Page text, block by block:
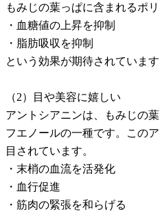
もみじの葉っぱに含まれるポ
・血糖値の上昇を抑制
・脂肪吸収を抑制
という効果が期待されています
（2）目や美容に嬉しい
アントシアニンは、もみじの
フエノールの一種です。この
目されています。
・末梢の血流を活発化
・血行促進
・筋肉の緊張を和らげる